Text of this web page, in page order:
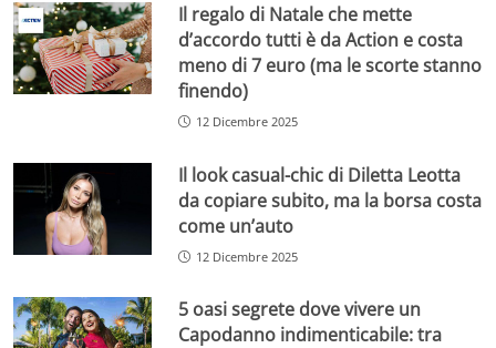
Il regalo di Natale che mette
d’accordo tutti è da Action e costa
meno di 7 euro (ma le scorte stanno
finendo)
12 Dicembre 2025
Il look casual-chic di Diletta Leotta
da copiare subito, ma la borsa costa
come un’auto
12 Dicembre 2025
5 oasi segrete dove vivere un
Capodanno indimenticabile: tra